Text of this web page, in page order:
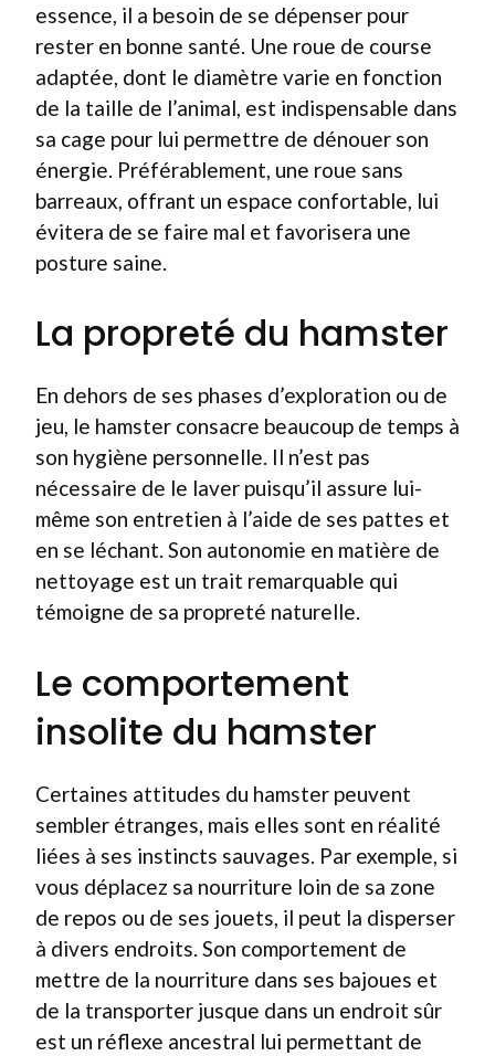
essence, il a besoin de se dépenser pour
rester en bonne santé. Une roue de course
adaptée, dont le diamètre varie en fonction
de la taille de l’animal, est indispensable dans
sa cage pour lui permettre de dénouer son
énergie. Préférablement, une roue sans
barreaux, offrant un espace confortable, lui
évitera de se faire mal et favorisera une
posture saine.
La propreté du hamster
En dehors de ses phases d’exploration ou de
jeu, le hamster consacre beaucoup de temps à
son hygiène personnelle. Il n’est pas
nécessaire de le laver puisqu’il assure lui-
même son entretien à l’aide de ses pattes et
en se léchant. Son autonomie en matière de
nettoyage est un trait remarquable qui
témoigne de sa propreté naturelle.
Le comportement
insolite du hamster
Certaines attitudes du hamster peuvent
sembler étranges, mais elles sont en réalité
liées à ses instincts sauvages. Par exemple, si
vous déplacez sa nourriture loin de sa zone
de repos ou de ses jouets, il peut la disperser
à divers endroits. Son comportement de
mettre de la nourriture dans ses bajoues et
de la transporter jusque dans un endroit sûr
est un réflexe ancestral lui permettant de